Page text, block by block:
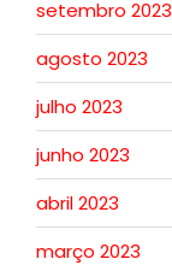
setembro 2023
agosto 2023
julho 2023
junho 2023
abril 2023
março 2023